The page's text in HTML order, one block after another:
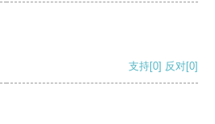
支持[0] 反对[0]